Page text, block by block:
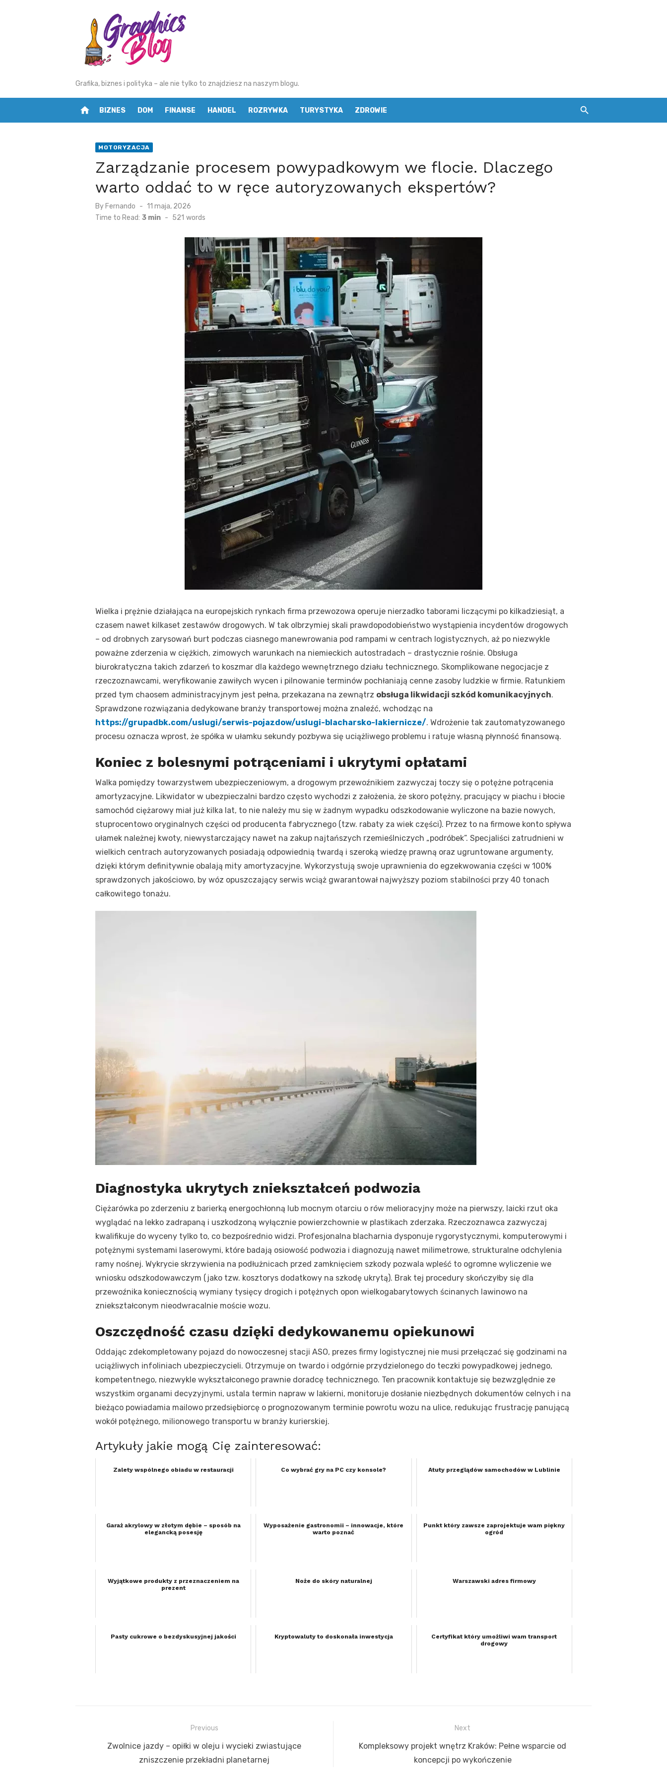
Grafika, biznes i polityka – ale nie tylko to znajdziesz na naszym blogu.
home BIZNES DOM FINANSE HANDEL ROZRYWKA TURYSTYKA ZDROWIE
MOTORYZACJA
Zarządzanie procesem powypadkowym we flocie. Dlaczego
warto oddać to w ręce autoryzowanych ekspertów?
By Fernando
Posted
on
11 maja, 2026
Time to Read: 3 min - 521 words
Wielka i prężnie działająca na europejskich rynkach firma przewozowa operuje nierzadko taborami liczącymi po kilkadziesiąt, a
czasem nawet kilkaset zestawów drogowych. W tak olbrzymiej skali prawdopodobieństwo wystąpienia incydentów drogowych
– od drobnych zarysowań burt podczas ciasnego manewrowania pod rampami w centrach logistycznych, aż po niezwykle
poważne zderzenia w ciężkich, zimowych warunkach na niemieckich autostradach – drastycznie rośnie. Obsługa
biurokratyczna takich zdarzeń to koszmar dla każdego wewnętrznego działu technicznego. Skomplikowane negocjacje z
rzeczoznawcami, weryfikowanie zawiłych wycen i pilnowanie terminów pochłaniają cenne zasoby ludzkie w firmie. Ratunkiem
przed tym chaosem administracyjnym jest pełna, przekazana na zewnątrz obsługa likwidacji szkód komunikacyjnych.
Sprawdzone rozwiązania dedykowane branży transportowej można znaleźć, wchodząc na
https://grupadbk.com/uslugi/serwis-pojazdow/uslugi-blacharsko-lakiernicze/. Wdrożenie tak zautomatyzowanego
procesu oznacza wprost, że spółka w ułamku sekundy pozbywa się uciążliwego problemu i ratuje własną płynność finansową.
Koniec z bolesnymi potrąceniami i ukrytymi opłatami
Walka pomiędzy towarzystwem ubezpieczeniowym, a drogowym przewoźnikiem zazwyczaj toczy się o potężne potrącenia
amortyzacyjne. Likwidator w ubezpieczalni bardzo często wychodzi z założenia, że skoro potężny, pracujący w piachu i błocie
samochód ciężarowy miał już kilka lat, to nie należy mu się w żadnym wypadku odszkodowanie wyliczone na bazie nowych,
stuprocentowo oryginalnych części od producenta fabrycznego (tzw. rabaty za wiek części). Przez to na firmowe konto spływa
ułamek należnej kwoty, niewystarczający nawet na zakup najtańszych rzemieślniczych „podróbek”. Specjaliści zatrudnieni w
wielkich centrach autoryzowanych posiadają odpowiednią twardą i szeroką wiedzę prawną oraz ugruntowane argumenty,
dzięki którym definitywnie obalają mity amortyzacyjne. Wykorzystują swoje uprawnienia do egzekwowania części w 100%
sprawdzonych jakościowo, by wóz opuszczający serwis wciąż gwarantował najwyższy poziom stabilności przy 40 tonach
całkowitego tonażu.
Diagnostyka ukrytych zniekształceń podwozia
Ciężarówka po zderzeniu z barierką energochłonną lub mocnym otarciu o rów melioracyjny może na pierwszy, laicki rzut oka
wyglądać na lekko zadrapaną i uszkodzoną wyłącznie powierzchownie w plastikach zderzaka. Rzeczoznawca zazwyczaj
kwalifikuje do wyceny tylko to, co bezpośrednio widzi. Profesjonalna blacharnia dysponuje rygorystycznymi, komputerowymi i
potężnymi systemami laserowymi, które badają osiowość podwozia i diagnozują nawet milimetrowe, strukturalne odchylenia
ramy nośnej. Wykrycie skrzywienia na podłużnicach przed zamknięciem szkody pozwala wpleść to ogromne wyliczenie we
wniosku odszkodowawczym (jako tzw. kosztorys dodatkowy na szkodę ukrytą). Brak tej procedury skończyłby się dla
przewoźnika koniecznością wymiany tysięcy drogich i potężnych opon wielkogabarytowych ścinanych lawinowo na
zniekształconym nieodwracalnie moście wozu.
Oszczędność czasu dzięki dedykowanemu opiekunowi
Oddając zdekompletowany pojazd do nowoczesnej stacji ASO, prezes firmy logistycznej nie musi przełączać się godzinami na
uciążliwych infoliniach ubezpieczycieli. Otrzymuje on twardo i odgórnie przydzielonego do teczki powypadkowej jednego,
kompetentnego, niezwykle wykształconego prawnie doradcę technicznego. Ten pracownik kontaktuje się bezwzględnie ze
wszystkim organami decyzyjnymi, ustala termin napraw w lakierni, monitoruje dosłanie niezbędnych dokumentów celnych i na
bieżąco powiadamia mailowo przedsiębiorcę o prognozowanym terminie powrotu wozu na ulice, redukując frustrację panującą
wokół potężnego, milionowego transportu w branży kurierskiej.
Artykuły jakie mogą Cię zainteresować:
Zalety wspólnego obiadu w restauracji Co wybrać gry na PC czy konsole? Atuty przeglądów samochodów w Lublinie
Garaż akrylowy w złotym dębie – sposób na
elegancką posesję
Wyposażenie gastronomii – innowacje, które
warto poznać
Punkt który zawsze zaprojektuje wam piękny
ogród
Wyjątkowe produkty z przeznaczeniem na
prezent
Noże do skóry naturalnej Warszawski adres firmowy
Pasty cukrowe o bezdyskusyjnej jakości Kryptowaluty to doskonała inwestycja
Certyfikat który umożliwi wam transport
drogowy
Nawigacja
Previous
Previous
Zwolnice jazdy – opiłki w oleju i wycieki zwiastujące
zniszczenie przekładni planetarnej
Next
Next
Kompleksowy projekt wnętrz Kraków: Pełne wsparcie od
koncepcji po wykończenie